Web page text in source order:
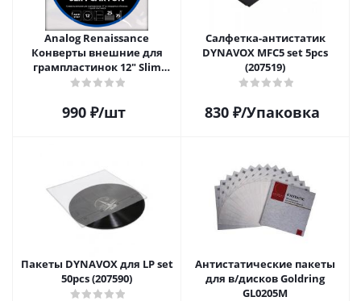
Analog Renaissance
Конверты внешние для
грампластинок 12" Slim
Carton (25 шт)
990 ₽/шт
Салфетка-aнтистатик
DYNAVOX MFC5 set 5pcs
(207519)
830 ₽/Упаковка
Пакеты DYNAVOX для LP set
50pcs (207590)
Антистатические пакеты
для в/дисков Goldring
GL0205M